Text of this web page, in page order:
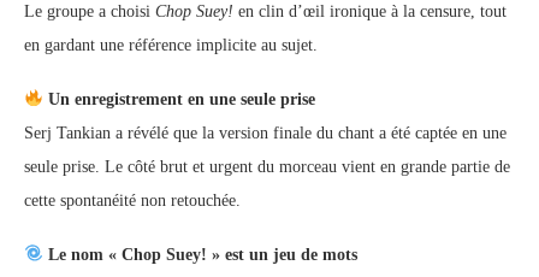
Le groupe a choisi Chop Suey! en clin d’œil ironique à la censure, tout
en gardant une référence implicite au sujet.
Un enregistrement en une seule prise
Serj Tankian a révélé que la version finale du chant a été captée en une
seule prise. Le côté brut et urgent du morceau vient en grande partie de
cette spontanéité non retouchée.
Le nom « Chop Suey! » est un jeu de mots